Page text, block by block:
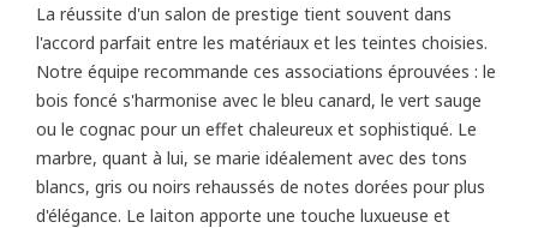
La réussite d'un salon de prestige tient souvent dans
l'accord parfait entre les matériaux et les teintes choisies.
Notre équipe recommande ces associations éprouvées : le
bois foncé s'harmonise avec le bleu canard, le vert sauge
ou le cognac pour un effet chaleureux et sophistiqué. Le
marbre, quant à lui, se marie idéalement avec des tons
blancs, gris ou noirs rehaussés de notes dorées pour plus
d'élégance. Le laiton apporte une touche luxueuse et